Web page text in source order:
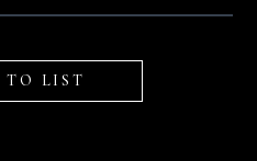
TO LIST